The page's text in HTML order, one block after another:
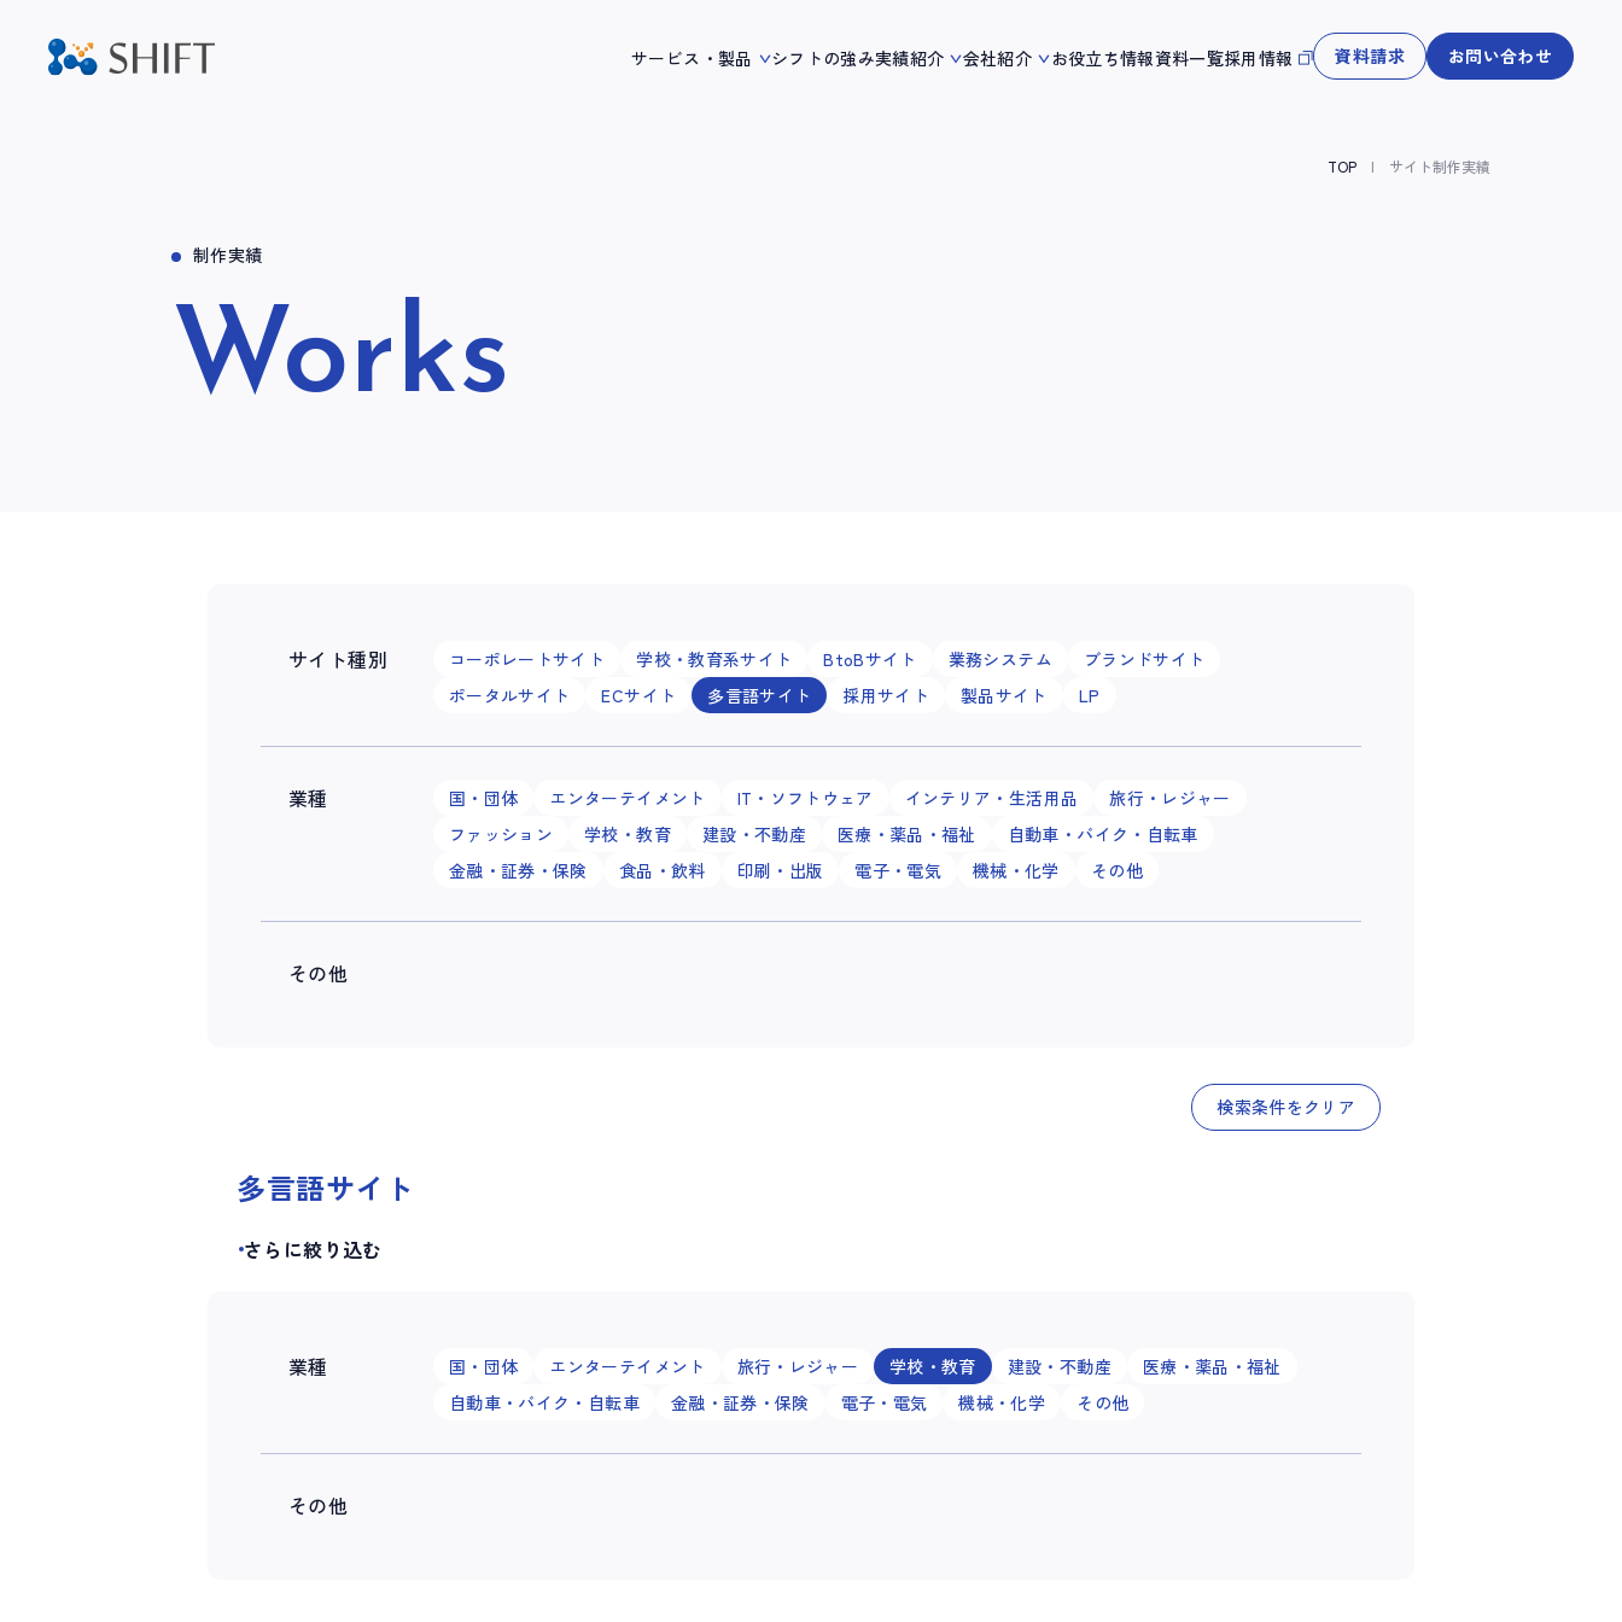
サービス・製品 シフトの強み実績紹介 会社紹介 お役立ち情報資料一覧採用情報 資料請求 お問い合わせ
TOP サイト制作実績
制作実績
Works
サイト種別 コーポレートサイト 学校・教育系サイト BtoBサイト 業務システム
ブランドサイト
ポータルサイト
ECサイト 多言語サイト 採用サイト 製品サイト LP
業種 国・団体 エンターテイメント IT・ソフトウェア インテリア・生活用品
旅行・レジャー
ファッション
学校・教育 建設・不動産 医療・薬品・福祉
自動車・バイク・自転車
金融・証券・保険
食品・飲料 印刷・出版 電子・電気 機械・化学 その他
その他
検索条件をクリア
多言語サイト
さらに絞り込む
業種 国・団体 エンターテイメント 旅行・レジャー 学校・教育 建設・不動産
医療・薬品・福祉
自動車・バイク・自転車
金融・証券・保険 電子・電気 機械・化学 その他
その他